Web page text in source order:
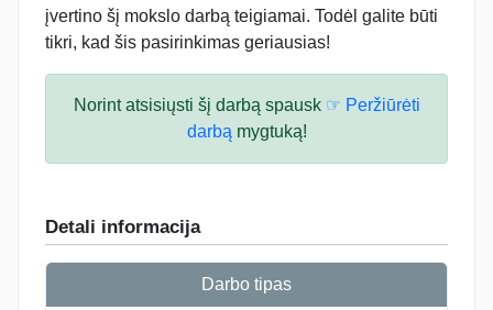
įvertino šį mokslo darbą teigiamai. Todėl galite būti
tikri, kad šis pasirinkimas geriausias!
Norint atsisiųsti šį darbą spausk ☞ Peržiūrėti
darbą mygtuką!
Detali informacija
Darbo tipas